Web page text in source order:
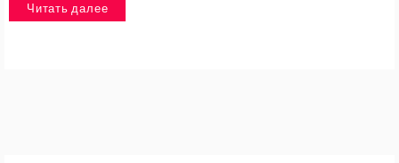
Читать далее